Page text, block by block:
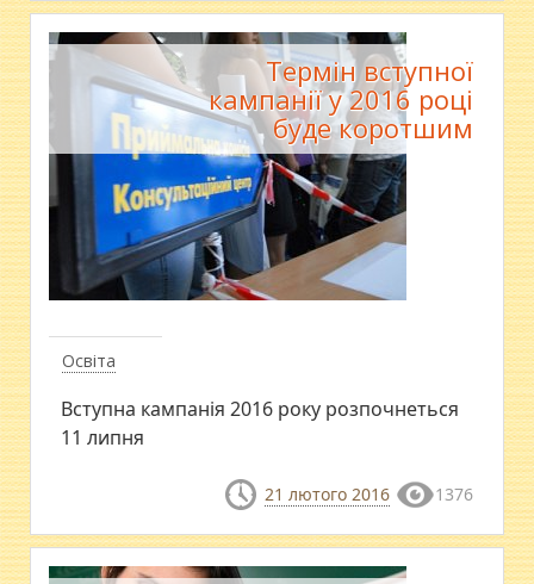
Освіта
Термін вступної
кампанії у 2016 році
буде коротшим
Вступна кампанія 2016 року розпочнеться
11 липня
21 лютого 2016 1376